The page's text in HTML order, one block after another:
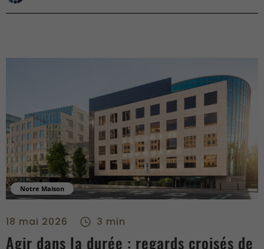
Notre Maison
18 mai 2026 3 min
Agir dans la durée : regards croisés de